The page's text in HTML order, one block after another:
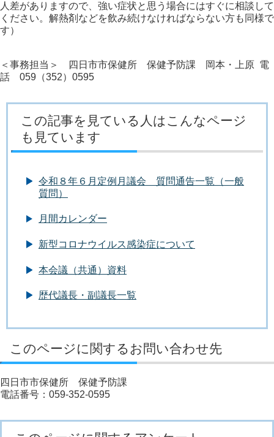
人差がありますので、強い症状と思う場合にはすぐに相談して
ください。解熱剤などを飲み続けなければならない方も同様で
す）
＜事務担当＞ 四日市市保健所 保健予防課 岡本・上原 電
話 059（352）0595
この記事を見ている人はこんなページ
も見ています
令和８年６月定例月議会 質問通告一覧（一般
質問）
月間カレンダー
新型コロナウイルス感染症について
本会議（共通）資料
歴代議長・副議長一覧
このページに関するお問い合わせ先
四日市市保健所 保健予防課
電話番号：059-352-0595